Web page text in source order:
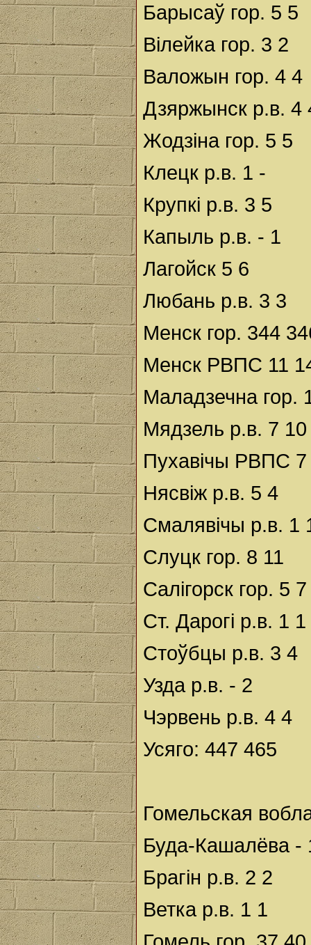
Барысаў гор. 5 5
Вілейка гор. 3 2
Валожын гор. 4 4
Дзяржынск р.в. 4
Жодзіна гор. 5 5
Клецк р.в. 1 -
Крупкі р.в. 3 5
Капыль р.в. - 1
Лагойск 5 6
Любань р.в. 3 3
Менск гор. 344
Менск РВПС 11
Маладзечна гор.
Мядзель р.в. 7 10
Пухавічы РВПС 7
Нясвіж р.в. 5 4
Смалявічы р.в. 1
Слуцк гор. 8 11
Салігорск гор. 5 7
Ст. Дарогі р.в. 1 1
Стоўбцы р.в. 3 4
Узда р.в. - 2
Чэрвень р.в. 4 4
Усяго: 447 465
Гомельская
Буда-Кашалёва -
Брагін р.в. 2 2
Ветка р.в. 1 1